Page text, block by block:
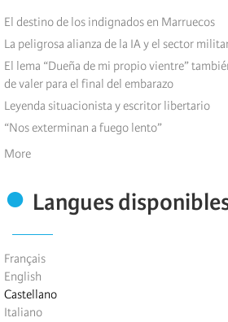
El destino de los indignados en Marruecos
La peligrosa alianza de la IA y el sector
El lema “Dueña de mi propio vientre”
de valer para el final del embarazo
Leyenda situacionista y escritor libertario
“Nos exterminan a fuego lento”
More
Langues
Français
English
Castellano
Italiano